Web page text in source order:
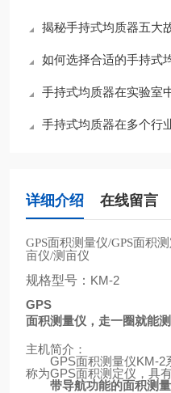
揭秘手持式均质器五大
如何选择合适的手持式
手持式均质器在实验室
手持式均质器在多个行
详细介绍 在线留言
GPS面积测量仪/GPS面积
亩仪/测亩仪
规格型号： KM-2
GPS
面积测量仪，走一圈就能测
主机简介：
GPS面积测量仪KM-2
称为GPS面积测定仪，具
带导航功能的面积测